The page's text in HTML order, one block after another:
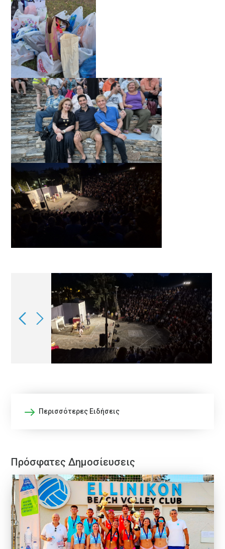
Περισσότερες Ειδήσεις
Πρόσφατες Δημοσίευσεις